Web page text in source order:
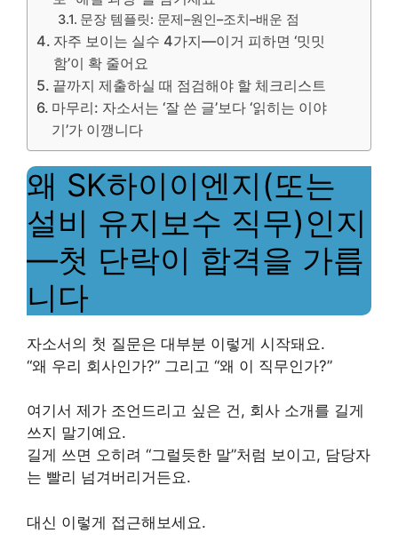
문장 템플릿: 문제–원인–조치–배운 점
자주 보이는 실수 4가지—이거 피하면 ‘밋밋
함’이 확 줄어요
끝까지 제출하실 때 점검해야 할 체크리스트
마무리: 자소서는 ‘잘 쓴 글’보다 ‘읽히는 이야
기’가 이깽니다
왜 SK하이이엔지(또는
설비 유지보수 직무)인지
—첫 단락이 합격을 가릅
니다
자소서의 첫 질문은 대부분 이렇게 시작돼요.
“왜 우리 회사인가?” 그리고 “왜 이 직무인가?”
여기서 제가 조언드리고 싶은 건, 회사 소개를 길게
쓰지 말기예요.
길게 쓰면 오히려 “그럴듯한 말”처럼 보이고, 담당자
는 빨리 넘겨버리거든요.
대신 이렇게 접근해보세요.